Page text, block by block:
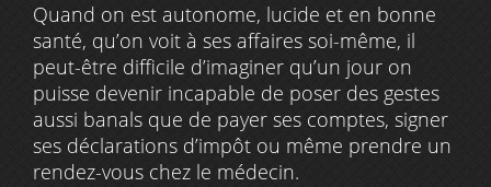
Quand on est autonome, lucide et en bonne
santé, qu’on voit à ses affaires soi-même, il
peut-être difficile d’imaginer qu’un jour on
puisse devenir incapable de poser des gestes
aussi banals que de payer ses comptes, signer
ses déclarations d’impôt ou même prendre un
rendez-vous chez le médecin.